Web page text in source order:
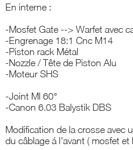
En interne :
-Mosfet Gate --> Warfet avec
-Engrenage 18:1 Cnc M14
-Piston rack Métal
-Nozzle / Tête de Piston Alu
-Moteur SHS
-Joint Ml 60°
-Canon 6.03 Balystik DBS
Modification de la crosse avec
du câblage á l'avant ( mosfet et